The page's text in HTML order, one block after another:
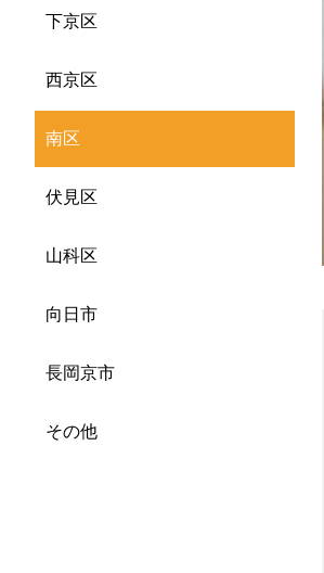
下京区
西京区
南区
伏見区
山科区
向日市
長岡京市
その他